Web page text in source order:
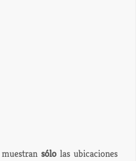
sólo las ubicaciones